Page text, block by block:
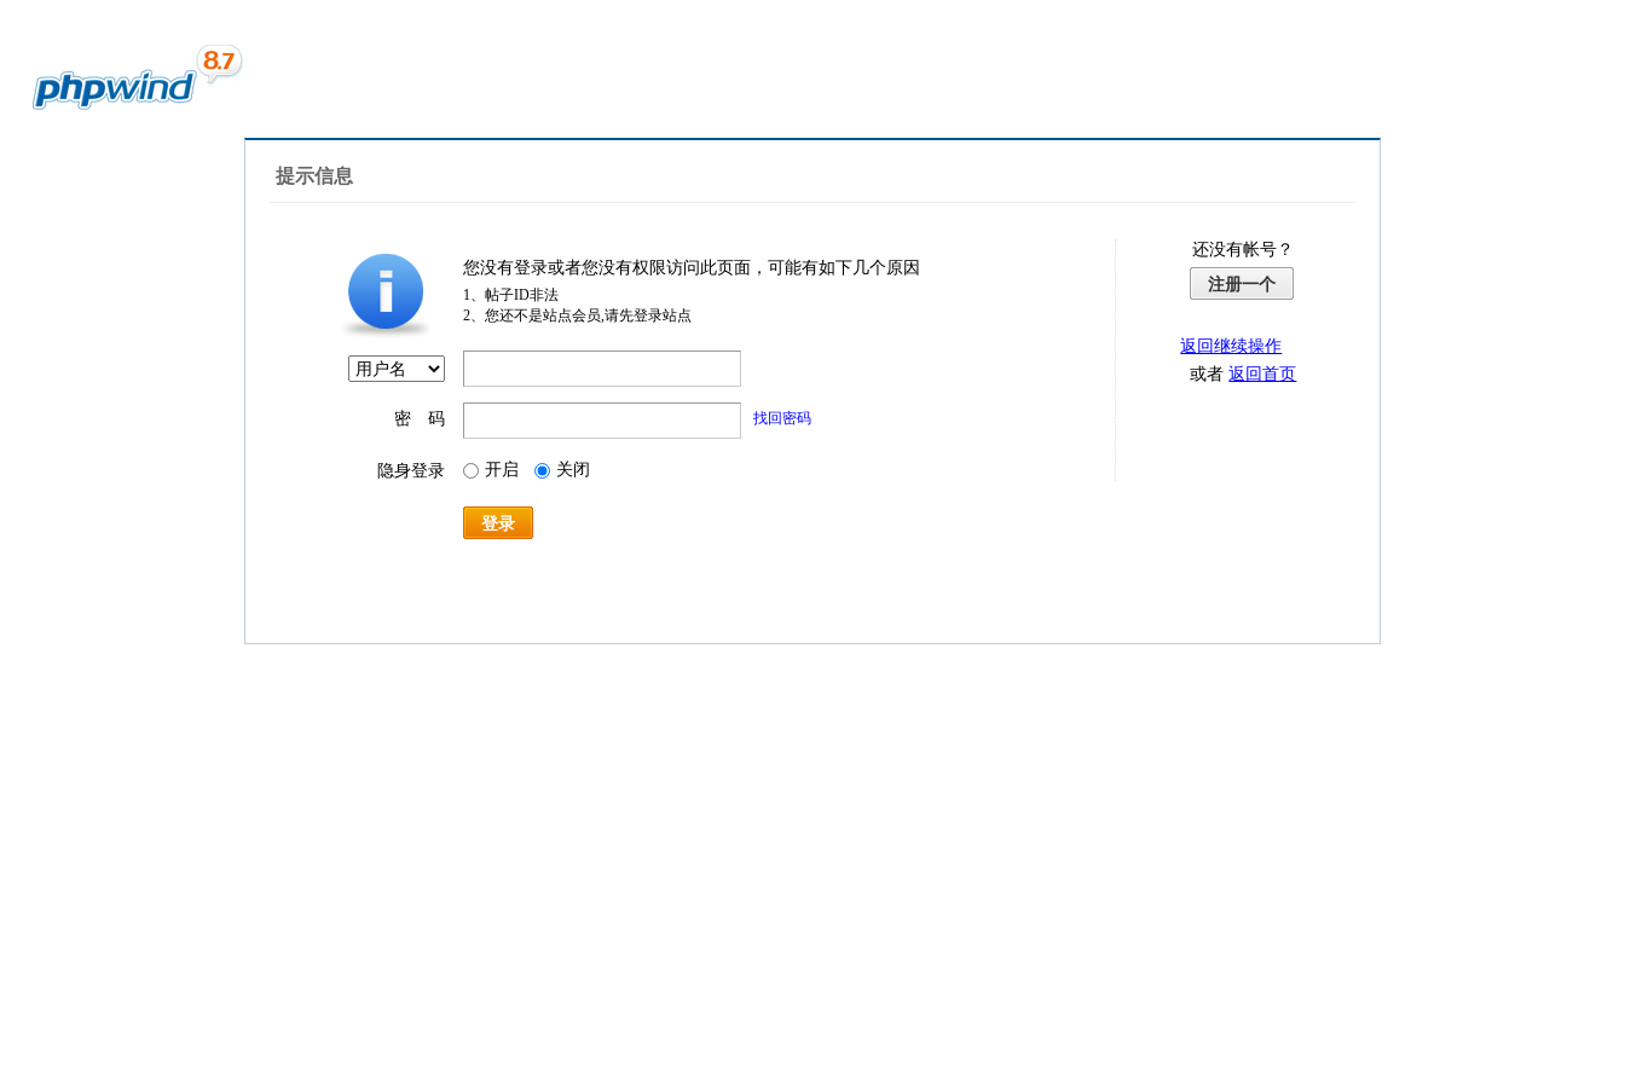
提示信息
您没有登录或者您没有权限访问此页面，可能有如下几个原因
1、帖子ID非法
2、您还不是站点会员,请先登录站点
密 码 找回密码
隐身登录 开启 关闭
登录
还没有帐号？
注册一个
返回继续操作
或者返回首页